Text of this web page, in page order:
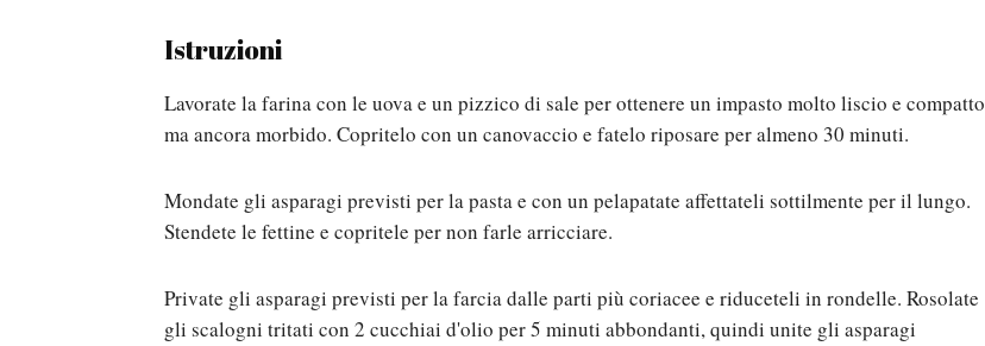
Istruzioni
Lavorate la farina con le uova e un pizzico di sale per ottenere un impasto molto liscio e compatto
ma ancora morbido. Copritelo con un canovaccio e fatelo riposare per almeno 30 minuti.
Mondate gli asparagi previsti per la pasta e con un pelapatate affettateli sottilmente per il lungo.
Stendete le fettine e copritele per non farle arricciare.
Private gli asparagi previsti per la farcia dalle parti più coriacee e riduceteli in rondelle. Rosolate
gli scalogni tritati con 2 cucchiai d'olio per 5 minuti abbondanti, quindi unite gli asparagi